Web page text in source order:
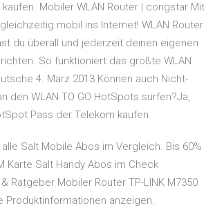
Mobiler WLAN Router | congstar Mit
mobil ins Internet! WLAN Router
du überall und jederzeit deinen eigenen
So funktioniert das größte WLAN
4. März 2013 Können auch Nicht-
den WLAN TO GO HotSpots surfen?Ja,
Pass der Telekom kaufen.
Salt Mobile Abos im Vergleich. Bis 60%
Karte Salt Handy Abos im Check
Ratgeber Mobiler Router TP-LINK M7350
Produktinformationen anzeigen.